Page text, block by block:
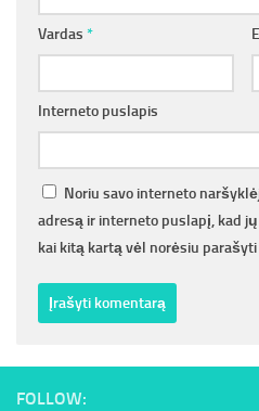
Vardas *
Interneto puslapis
Noriu savo interneto
adresą ir interneto puslapį, kad
kai kitą kartą vėl norėsiu
FOLLOW: